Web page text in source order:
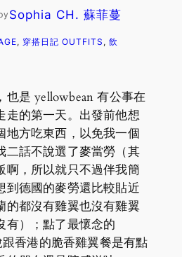
Sophia CH. 蘇菲蔓
, 穿搭日記 OUTFITS , 飲
也是 yellowbean 有公事在
走的第一天。出發前他想
地方吃東西，以免我一個
二話不說選了麥當勞（其
啊，所以就只不過伴我簡
到德國的麥勞還比較貼近
的都沒有雞翼也沒有雞翼
有）；點了最懷念的
香港的脆香雞翼餐是有點